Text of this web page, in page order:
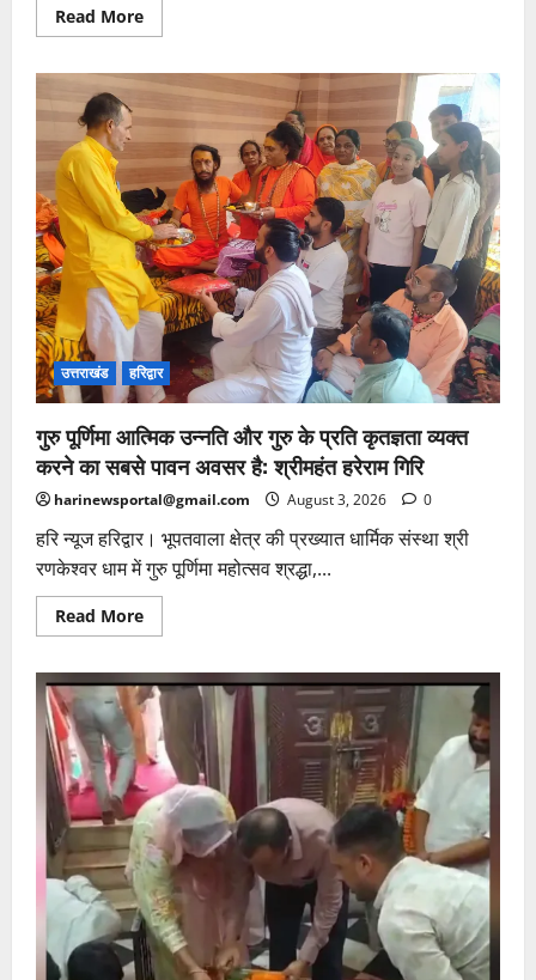
Read MoreRead
more
सोमवार
श्री
रणकेश्वर
धाम
हुआ
भगवान
भोलेनाथ
का
विधि-
विधान
से
पूजन
उत्तराखंड हरिद्वार
गुरु पूर्णिमा आत्मिक उन्नति और गुरु के प्रति कृतज्ञता व्यक्त
करने का सबसे पावन अवसर है: श्रीमहंत हरेराम गिरि
harinewsportal@gmail.com August 3, 2026 0
हरि न्यूज हरिद्वार। भूपतवाला क्षेत्र की प्रख्यात धार्मिक संस्था श्री
रणकेश्वर धाम में गुरु पूर्णिमा महोत्सव श्रद्धा,...
Read MoreRead
more
पूर्णिमा
आत्मिक
उन्नति
और
गुरु
के
प्रति
कृतज्ञता
व्यक्त
करने
का
सबसे
पावन
अवसर
है:
श्रीमहंत
हरेराम
गिरि